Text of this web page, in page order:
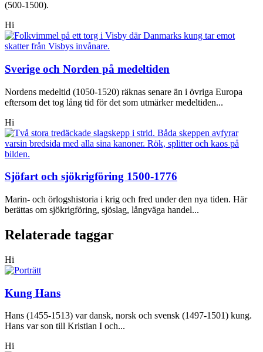
(500-1500).
Hi
Sverige och Norden på medeltiden
Nordens medeltid (1050-1520) räknas senare än i övriga Europa
eftersom det tog lång tid för det som utmärker medeltiden...
Hi
Sjöfart och sjökrigföring 1500-1776
Marin- och örlogshistoria i krig och fred under den nya tiden. Här
berättas om sjökrigföring, sjöslag, långväga handel...
Relaterade taggar
Hi
Kung Hans
Hans (1455-1513) var dansk, norsk och svensk (1497-1501) kung.
Hans var son till Kristian I och...
Hi